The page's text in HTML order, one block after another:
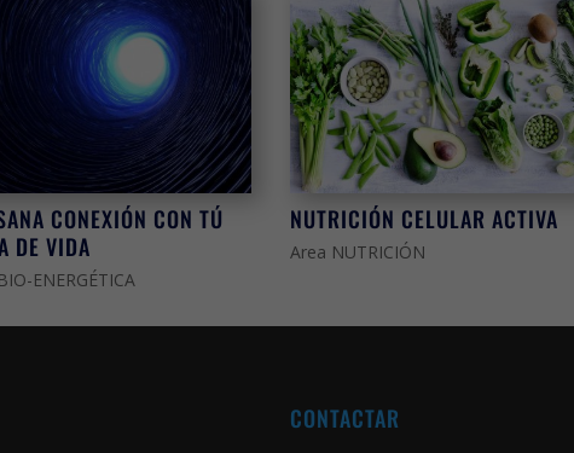
CONEXIÓN CON TÚ
DE VIDA
ENERGÉTICA
NUTRICIÓN CELULAR ACTIVA
Area NUTRICIÓN
CONTACTAR